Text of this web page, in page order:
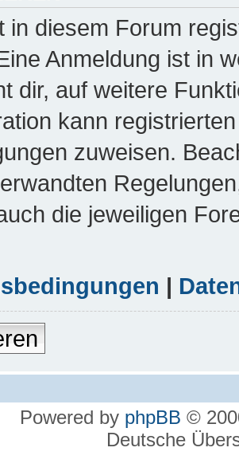
in diesem Forum
Anmeldung ist in
dir, auf weitere
kann
zuweisen.
die jeweiligen
|
Powered by phpBB ©
Deutsche